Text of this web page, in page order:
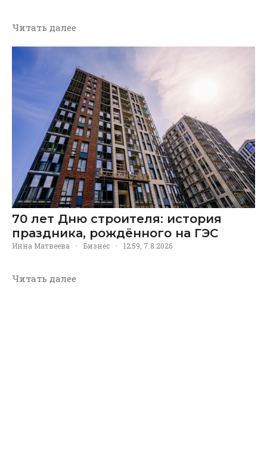
Читать далее
70 лет Дню строителя: история
праздника, рождённого на ГЭС
Инна Матвеева · Бизнес · 12:59, 7.8.2026
Читать далее